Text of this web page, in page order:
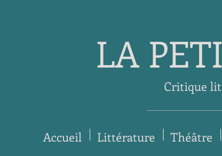
LA
Critique
Accueil Littérature Théâtre